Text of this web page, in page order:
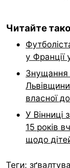
Читайте
у Франції
Знущання
власної
У Вінниці
15 років
щодо
Теги: